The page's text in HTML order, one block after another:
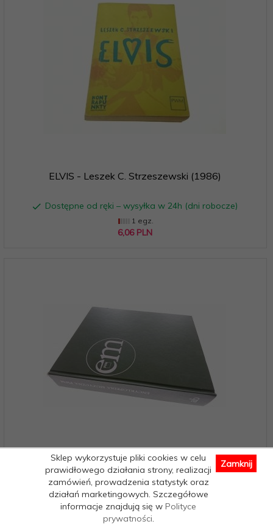
ELVIS - Leszek C. Strzeszewski (1986)
Dostępne od ręki – wysyłka w 24h (dni robocze)
1 egz.
6,06 PLN
ENCYKLOPEDIA MUZYCZNA PWM AB (Wydanie II
1986)
Dostępne od ręki – wysyłka w 24h (dni robocze)
1 egz.
9,09 PLN
Sklep wykorzystuje pliki cookies w celu
prawidłowego działania strony, realizacji
zamówień, prowadzenia statystyk oraz
działań marketingowych. Szczegółowe
informacje znajdują się wPolityce
prywatności
Zamknij